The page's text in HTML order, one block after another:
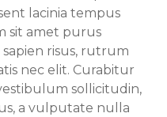
lacinia tempus
sit amet purus
risus, rutrum
nec elit. Curabitur
sollicitudin,
a vulputate nulla